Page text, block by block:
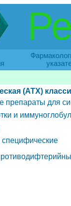
(АТХ)
препараты для
и